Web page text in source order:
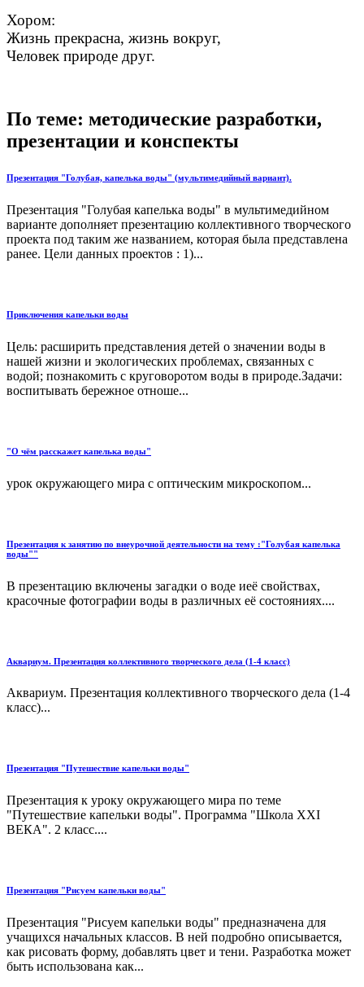
Хором:
Жизнь прекрасна, жизнь вокруг,
Человек природе друг.
По теме: методические разработки,
презентации и конспекты
Презентация "Голубая, капелька воды" (мультимедийный вариант).
Презентация "Голубая капелька воды" в мультимедийном
варианте дополняет презентацию коллективного творческого
проекта под таким же названием, которая была представлена
ранее. Цели данных проектов : 1)...
Приключения капельки воды
Цель: расширить представления детей о значении воды в
нашей жизни и экологических проблемах, связанных с
водой; познакомить с круговоротом воды в природе.Задачи:
воспитывать бережное отноше...
"О чём расскажет капелька воды"
урок окружающего мира с оптическим микроскопом...
Презентация к занятию по внеурочной деятельности на тему :"Голубая капелька
воды""
В презентацию включены загадки о воде иеё свойствах,
красочные фотографии воды в различных её состояниях....
Аквариум. Презентация коллективного творческого дела (1-4 класс)
Аквариум. Презентация коллективного творческого дела (1-4
класс)...
Презентация "Путешествие капельки воды"
Презентация к уроку окружающего мира по теме
"Путешествие капельки воды". Программа "Школа ХХI
ВЕКА". 2 класс....
Презентация "Рисуем капельки воды"
Презентация "Рисуем капельки воды" предназначена для
учащихся начальных классов. В ней подробно описывается,
как рисовать форму, добавлять цвет и тени. Разработка может
быть использована как...